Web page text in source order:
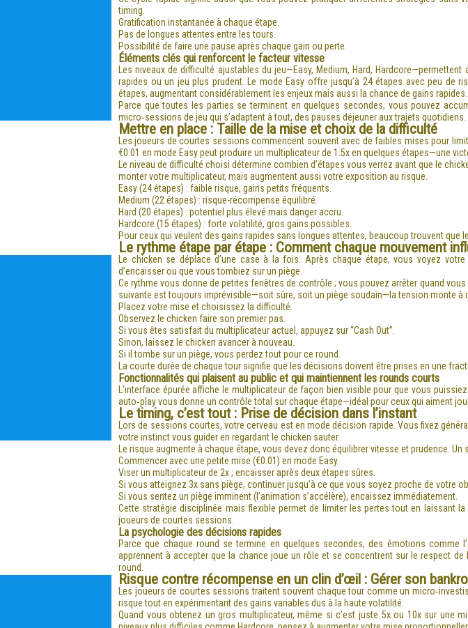
timing.
Gratification instantanée à chaque étape.
Pas de longues attentes entre les tours.
Possibilité de faire une pause après chaque gain ou perte.
Éléments clés qui renforcent le facteur vitesse
Les niveaux de difficulté ajustables du jeu—Easy, Medium, Hard,
rapides ou un jeu plus prudent. Le mode Easy offre jusqu’à 24 étapes avec peu de
étapes, augmentant considérablement les enjeux mais aussi la chance de gains rapides.
Parce que toutes les parties se terminent en quelques secondes, vous pouvez
micro‑sessions de jeu qui s’adaptent à tout, des pauses déjeuner aux trajets quotidiens.
Mettre en place : Taille de la mise et choix de la difficulté
Les joueurs de courtes sessions commencent souvent avec de faibles mises pour
€0.01 en mode Easy peut produire un multiplicateur de 1.5x en quelques étapes—une
Le niveau de difficulté choisi détermine combien d’étapes vous verrez avant que le
monter votre multiplicateur, mais augmentent aussi votre exposition au risque.
Easy (24 étapes) : faible risque, gains petits fréquents.
Medium (22 étapes) : risque-récompense équilibré.
Hard (20 étapes) : potentiel plus élevé mais danger accru.
Hardcore (15 étapes) : forte volatilité, gros gains possibles.
Pour ceux qui veulent des gains rapides sans longues attentes, beaucoup trouvent que
Le rythme étape par étape : Comment chaque mouvement
Le chicken se déplace d’une case à la fois. Après chaque étape, vous voyez
d’encaisser ou que vous tombiez sur un piège.
Ce rythme vous donne de petites fenêtres de contrôle ; vous pouvez arrêter quand
suivante est toujours imprévisible—soit sûre, soit un piège soudain—la tension monte à
Placez votre mise et choisissez la difficulté.
Observez le chicken faire son premier pas.
Si vous êtes satisfait du multiplicateur actuel, appuyez sur “Cash Out”.
Sinon, laissez le chicken avancer à nouveau.
Si il tombe sur un piège, vous perdez tout pour ce round.
La courte durée de chaque tour signifie que les décisions doivent être prises en une
Fonctionnalités qui plaisent au public et qui maintiennent les rounds courts
L’interface épurée affiche le multiplicateur de façon bien visible pour que vous
auto‑play vous donne un contrôle total sur chaque étape—idéal pour ceux qui aiment
Le timing, c’est tout : Prise de décision dans l’instant
Lors de sessions courtes, votre cerveau est en mode décision rapide. Vous fixez
votre instinct vous guider en regardant le chicken sauter.
Le risque augmente à chaque étape, vous devez donc équilibrer vitesse et prudence.
Commencer avec une petite mise (€0.01) en mode Easy.
Viser un multiplicateur de 2x ; encaisser après deux étapes sûres.
Si vous atteignez 3x sans piège, continuer jusqu’à ce que vous soyez proche de votre
Si vous sentez un piège imminent (l’animation s’accélère), encaissez immédiatement.
Cette stratégie disciplinée mais flexible permet de limiter les pertes tout en laissant
joueurs de courtes sessions.
La psychologie des décisions rapides
Parce que chaque round se termine en quelques secondes, des émotions
apprennent à accepter que la chance joue un rôle et se concentrent sur le respect
round.
Risque contre récompense en un clin d’œil : Gérer son
Les joueurs de courtes sessions traitent souvent chaque tour comme un
risque tout en expérimentant des gains variables dus à la haute volatilité.
Quand vous obtenez un gros multiplicateur, même si c’est juste 5x ou 10x sur une